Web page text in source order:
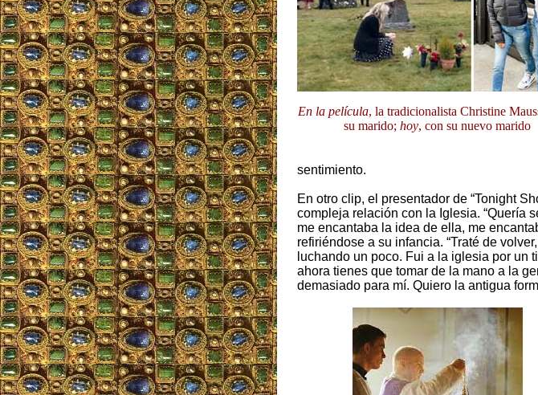
En la película, la tradicionalista Christine
su marido; hoy, con su nuevo marido
sentimiento.
En otro clip, el presentador de “Tonight
compleja relación con la Iglesia. “Quería
me encantaba la idea de ella, me
refiriéndose a su infancia. “Traté de
luchando un poco. Fui a la iglesia por un
ahora tienes que tomar de la mano a la
demasiado para mí. Quiero la antigua